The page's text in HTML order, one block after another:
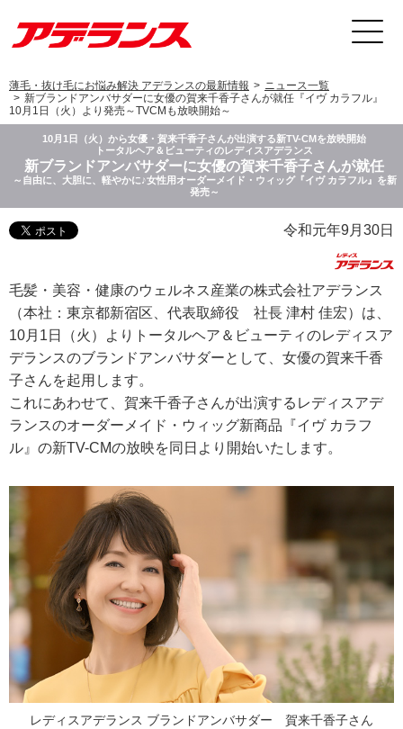
薄毛・抜け毛にお悩み解決 アデランスの最新情報
ニュース一覧
新ブランドアンバサダーに女優の賀来千香子さんが就任『イヴ カラフル』
10月1日（火）より発売～TVCMも放映開始～
10月1日（火）から女優・賀来千香子さんが出演する新TV-CMを放映開始
トータルヘア＆ビューティのレディスアデランス
新ブランドアンバサダーに女優の賀来千香子さんが就任
～自由に、大胆に、軽やかに♪女性用オーダーメイド・ウィッグ『イヴ カラフル』を新
発売～
令和元年9月30日
毛髪・美容・健康のウェルネス産業の株式会社アデランス
（本社：東京都新宿区、代表取締役 社長 津村 佳宏）は、
10月1日（火）よりトータルヘア＆ビューティのレディスア
デランスのブランドアンバサダーとして、女優の賀来千香
子さんを起用します。
これにあわせて、賀来千香子さんが出演するレディスアデ
ランスのオーダーメイド・ウィッグ新商品『イヴ カラフ
ル』の新TV-CMの放映を同日より開始いたします。
レディスアデランス ブランドアンバサダー 賀来千香子さん